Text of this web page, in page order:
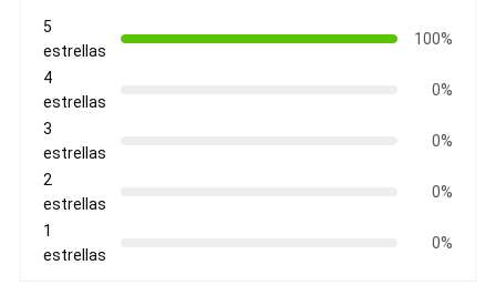
5
estrellas
100%
4
estrellas
0%
3
estrellas
0%
2
estrellas
0%
1
estrellas
0%